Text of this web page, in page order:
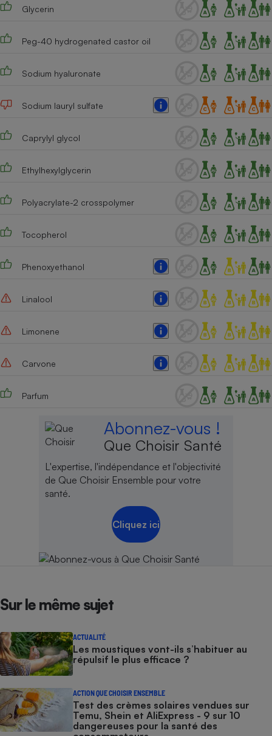
Glycerin
Peg-40 hydrogenated castor oil
Sodium hyaluronate
Sodium lauryl sulfate
Caprylyl glycol
Ethylhexylglycerin
Polyacrylate-2 crosspolymer
Tocopherol
Phenoxyethanol
Linalool
Limonene
Carvone
Parfum
Abonnez-vous !
Que Choisir Santé
L'expertise, l'indépendance et l'objectivité
de Que Choisir Ensemble pour votre
santé.
Cliquez ici
Sur le même sujet
ACTUALITÉ
Les moustiques vont-ils s’habituer au
répulsif le plus efficace ?
ACTION QUE CHOISIR ENSEMBLE
Test des crèmes solaires vendues sur
Temu, Shein et AliExpress - 9 sur 10
dangereuses pour la santé des
induction
Climatiseur -
Ventilateur
Cafetière à expressos
Téléphone mobile -
Smartphone
Antivirus
Ventilateur